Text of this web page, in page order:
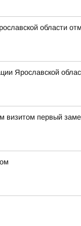
области
Ярославской
визитом первый